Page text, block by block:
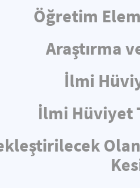
Öğretim
Araştırma
İlmi
İlmi Hüviyet